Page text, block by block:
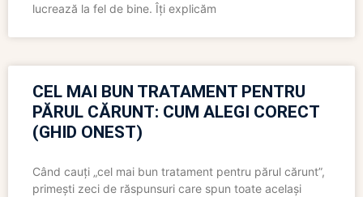
lucrează la fel de bine. Îți explicăm
CEL MAI BUN TRATAMENT PENTRU
PĂRUL CĂRUNT: CUM ALEGI CORECT
(GHID ONEST)
Când cauți „cel mai bun tratament pentru părul cărunt”,
primești zeci de răspunsuri care spun toate același